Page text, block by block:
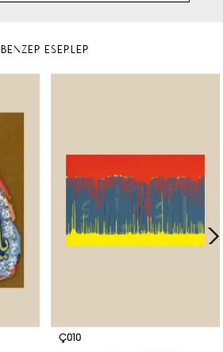
BENZER ESERLER
Ç010